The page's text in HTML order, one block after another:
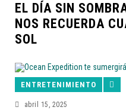
EL DÍA SIN
NOS RECUERDA
SOL
ENTRETENIMIENTO
abril 15, 2025